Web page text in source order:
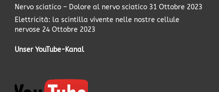
Nervo sciatico – Dolore al nervo sciatico 31 Ottobre 2023
Elettricità: la scintilla vivente nelle nostre cellule
nervose 24 Ottobre 2023
Unser YouTube-Kanal